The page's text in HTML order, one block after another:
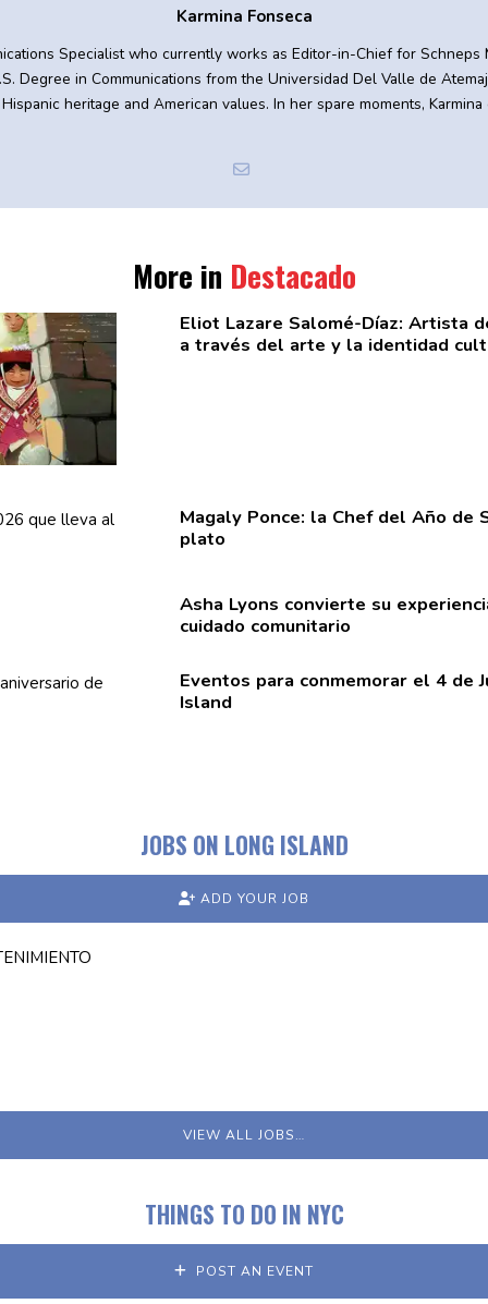
Karmina Fonseca
Specialist who currently works as Editor-in-Chief for Schneps
Degree in Communications from the Universidad Del Valle de
heritage and American values. In her spare moments,
More in Destacado
Eliot Lazare Salomé-Díaz: Artista
a través del arte y la identidad
Magaly Ponce: la Chef del Año de
plato
Asha Lyons convierte su
cuidado comunitario
Eventos para conmemorar el 4 de
Island
JOBS ON LONG ISLAND
ADD YOUR JOB
VIEW ALL JOBS…
THINGS TO DO IN NYC
POST AN EVENT